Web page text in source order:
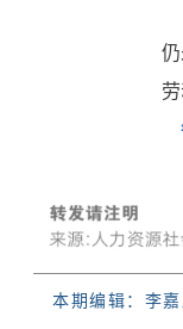
本期编辑：李